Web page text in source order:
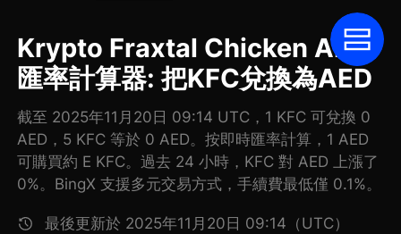
Krypto Fraxtal Chicken AED
匯率計算器: 把KFC兌換為AED
截至 2025年11月20日 09:14 UTC，1 KFC 可兌換 0
AED，5 KFC 等於 0 AED。按即時匯率計算，1 AED
可購買約 E KFC。過去 24 小時，KFC 對 AED 上漲了
0%。BingX 支援多元交易方式，手續費最低僅 0.1%。
最後更新於 2025年11月20日 09:14（UTC）